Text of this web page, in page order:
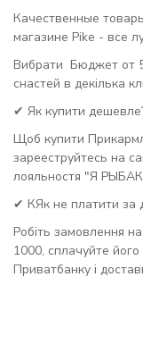
Качественные
магазине Pike - все
Вибрати Бюджет от
снастей в декілька
✔ Як купити
Щоб купити
зарееструйтесь на
лояльностя "Я
✔ КЯк не платити за
Робіть замовлення
1000, сплачуйте
Приватбанку і